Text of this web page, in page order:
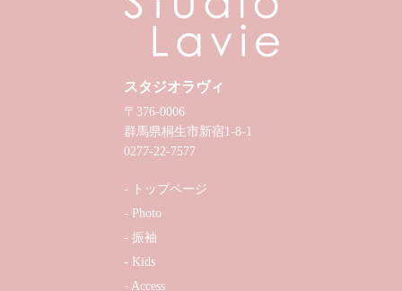
スタジオラヴィ
〒376-0006
群馬県桐生市新宿1-8-1
0277-22-7577
トップページ
Photo
振袖
Kids
Access